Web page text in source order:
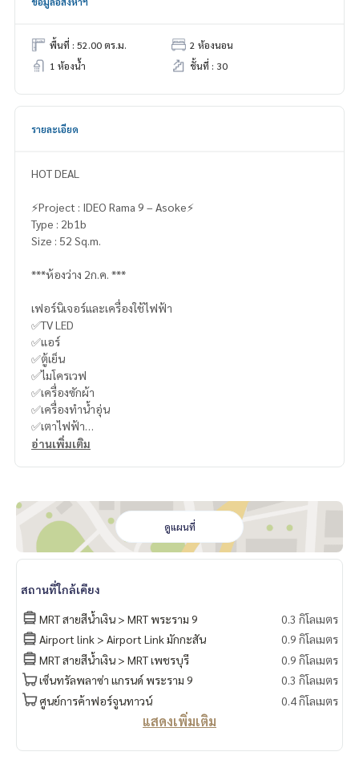
พื้นที่ : 52.00 ตร.ม.
2 ห้องนอน
1 ห้องน้ำ
ชั้นที่ : 30
รายละเอียด
HOT DEAL
⚡️Project : IDEO Rama 9 – Asoke⚡️
Type : 2b1b
Size : 52 Sq.m.
***ห้องว่าง 2ก.ค. ***
เฟอร์นิเจอร์และเครื่องใช้ไฟฟ้า
✅TV LED
✅แอร์
✅ตู้เย็น
✅ไมโครเวฟ
✅เครื่องซักผ้า
✅เครื่องทำน้ำอุ่น
✅เตาไฟฟ้า
✅เตียง
🛤️ ใกล้ถนนพระราม 9
🚅ใกล้รถไฟฟ้า 𝐌𝐑𝐓 สถานีพระราม 9 เพียง 400 เมตร
📚เพียง 1 สถานี ถึง Airport Link มักกะสัน
🏢ใกล้ห้างเซ็นทรัล พระราม 9
มี⛱️ ส่วนกลางขนาดใหญ่ Triple Floor Facilities พร้อมสระว่ายน้ำ
และ Fitness Sky View, Co-working Space, Multi-Purpose Are
a, Amphitheater, Boxing Zone, Co-Kitchen
ชั้น G
Lobby
Co-working Space
อ่านเพิ่มเติม
ดูแผนที่
สถานที่ใกล้เคียง
MRT สายสีน้ำเงิน > MRT พระราม 9
0.3 กิโลเมตร
Airport link > Airport Link มักกะสัน
0.9 กิโลเมตร
MRT สายสีน้ำเงิน > MRT เพชรบุรี
0.9 กิโลเมตร
เซ็นทรัลพลาซ่า แกรนด์ พระราม 9
0.3 กิโลเมตร
ศูนย์การค้าฟอร์จูนทาวน์
0.4 กิโลเมตร
แสดงเพิ่มเติม